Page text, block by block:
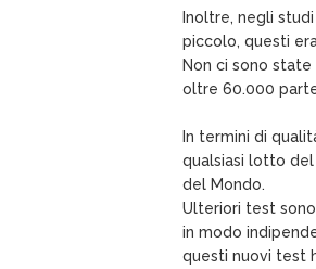
Inoltre, negli
piccolo, questi
Non ci sono
oltre 60.000
In termini di
qualsiasi lotto
del Mondo.
Ulteriori test
in modo
questi nuovi test